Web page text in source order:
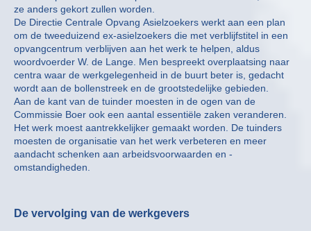
ze anders gekort zullen worden.
De Directie Centrale Opvang Asielzoekers werkt aan een plan
om de tweeduizend ex-asielzoekers die met verblijfstitel in een
opvangcentrum verblijven aan het werk te helpen, aldus
woordvoerder W. de Lange. Men bespreekt overplaatsing naar
centra waar de werkgelegenheid in de buurt beter is, gedacht
wordt aan de bollenstreek en de grootstedelijke gebieden.
Aan de kant van de tuinder moesten in de ogen van de
Commissie Boer ook een aantal essentiële zaken veranderen.
Het werk moest aantrekkelijker gemaakt worden. De tuinders
moesten de organisatie van het werk verbeteren en meer
aandacht schenken aan arbeidsvoorwaarden en -
omstandigheden.
De vervolging van de werkgevers